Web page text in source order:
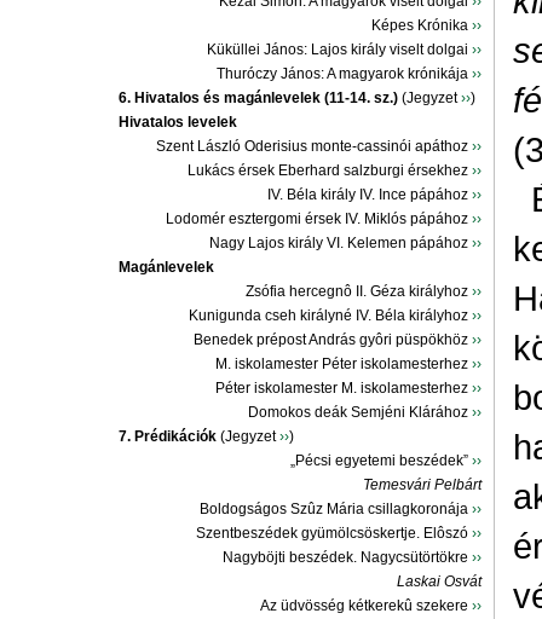
Képes Krónika ››
Küküllei János: Lajos király viselt dolgai ››
Thuróczy János: A magyarok krónikája ››
6. Hivatalos és magánlevelek (11-14. sz.) (Jegyzet››)
Hivatalos levelek
Szent László Oderisius monte-cassinói apáthoz ››
Lukács érsek Eberhard salzburgi érsekhez ››
IV. Béla király IV. Ince pápához ››
Lodomér esztergomi érsek IV. Miklós pápához ››
Nagy Lajos király VI. Kelemen pápához ››
Magánlevelek
Zsófia hercegnô II. Géza királyhoz ››
Kunigunda cseh királyné IV. Béla királyhoz ››
Benedek prépost András gyôri püspökhöz ››
M. iskolamester Péter iskolamesterhez ››
Péter iskolamester M. iskolamesterhez ››
Domokos deák Semjéni Klárához ››
7. Prédikációk (Jegyzet››)
„Pécsi egyetemi beszédek” ››
Temesvári Pelbárt
Boldogságos Szûz Mária csillagkoronája ››
Szentbeszédek gyümölcsöskertje. Elôszó ››
Nagyböjti beszédek. Nagycsütörtökre ››
Laskai Osvát
Az üdvösség kétkerekû szekere ››